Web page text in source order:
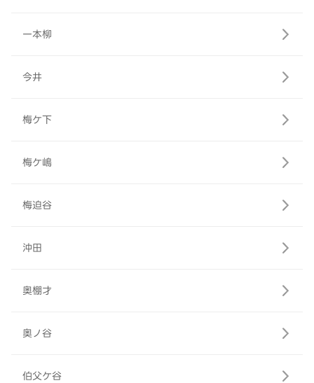
一本柳
今井
梅ケ下
梅ケ嶋
梅迫谷
沖田
奥棚才
奥ノ谷
伯父ケ谷